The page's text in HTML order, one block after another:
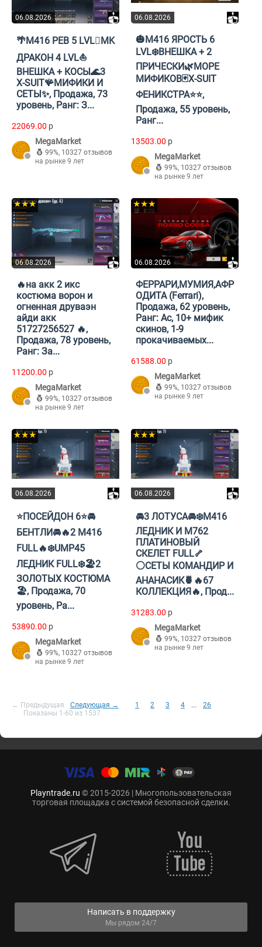
06.08.2026
🌴М416 РЕВ 5 LVL🪎MK
ДРАКОН 4 LVL⛵️
ВНЕШКА + КОСЫ🌊3
X-SUIT🪸МИФИКИ И
СЕТЫ✨, Продажа, 73
уровень, Ранг: З...
22069.00 p
MegaMarket
99%, 10327 отзывов
на рынке 9 лет
06.08.2026
🎃M416 ЯРОСТЬ 6
LVL❄️ВНЕШКА + 2
ПРИЧЕСКИ🌿МОРЕ
МИФИКОВ🃏X-SUIT
ФЕНИКСТРА⭐️⭐️,
Продажа, 55 уровень,
Ранг...
13503.00 p
MegaMarket
99%, 10327 отзывов
на рынке 9 лет
06.08.2026
★★★
🔥на акк 2 икс
костюма ворон и
огненная друваэн
айди акк
51727256527 🔥,
Продажа, 78 уровень,
Ранг: За...
11200.00 p
MegaMarket
99%, 10327 отзывов
на рынке 9 лет
06.08.2026
★★★
ФЕРРАРИ,МУМИЯ,АФР
ОДИТА (Ferrari),
Продажа, 62 уровень,
Ранг: Ас, 10+ мифик
скинов, 1-9
прокачиваемых...
61588.00 p
MegaMarket
99%, 10327 отзывов
на рынке 9 лет
06.08.2026
★★★
⭐ПОСЕЙДОН 6⭐🚘
БЕНТЛИ🚘🔥2 М416
FULL🔥❄️UMP45
ЛЕДНИК FULL❄️🏖️2
ЗОЛОТЫХ КОСТЮМА
🏖️, Продажа, 70
уровень, Ра...
53890.00 p
MegaMarket
99%, 10327 отзывов
на рынке 9 лет
06.08.2026
★★★
🚘3 ЛОТУСА🚘❄️М416
ЛЕДНИК И М762
ПЛАТИНОВЫЙ
СКЕЛЕТ FULL🦴
⚪СЕТЫ КОМАНДИР И
АНАНАСИК🍍🔥67
КОЛЛЕКЦИЯ🔥, Прод...
31283.00 p
MegaMarket
99%, 10327 отзывов
на рынке 9 лет
← Предыдущая Следующая → 1 2 3 4 ...
26
Показаны 1-60 из 1537
Playntrade.ru © 2015-2026 | Многопользовательская
торговая площадка с системой безопасной сделки.
Написать в поддержку
Мы рядом 24/7